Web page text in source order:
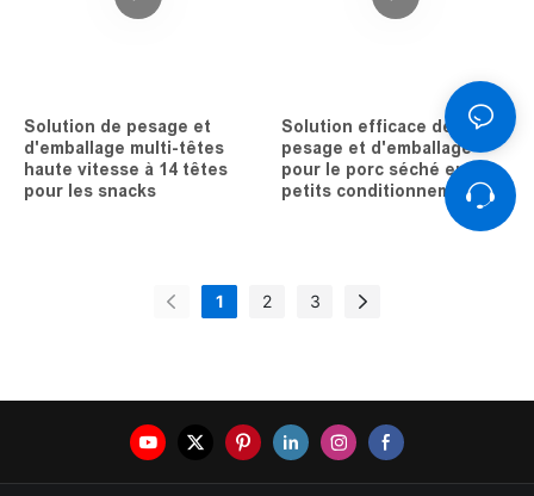
Solution de pesage et
d'emballage multi-têtes
haute vitesse à 14 têtes
pour les snacks
Solution efficace de
pesage et d'emballage
pour le porc séché en
petits conditionnements
1 2 3